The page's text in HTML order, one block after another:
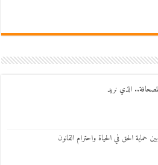
الذي نريد
حماية الحق في الحياة واحترام القانون